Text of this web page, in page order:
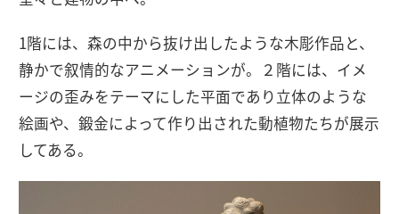
1階には、森の中から抜け出したような木彫作品と、
静かで叙情的なアニメーションが。２階には、イメ
ージの歪みをテーマにした平面であり立体のような
絵画や、鍛金によって作り出された動植物たちが展示
してある。